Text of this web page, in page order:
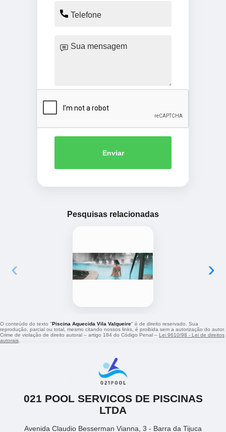
Enviar
Pesquisas relacionadas
‹ ›
O conteúdo do texto "Piscina Aquecida Vila Valqueire" é de direito reservado. Sua
reprodução, parcial ou total, mesmo citando nossos links, é proibida sem a autorização do autor.
Crime de violação de direito autoral – artigo 184 do Código Penal – Lei 9610/98 - Lei de direitos
autorais
021 POOL SERVICOS DE PISCINAS
LTDA
Avenida Claudio Besserman Vianna, 3 - Barra da Tijuca